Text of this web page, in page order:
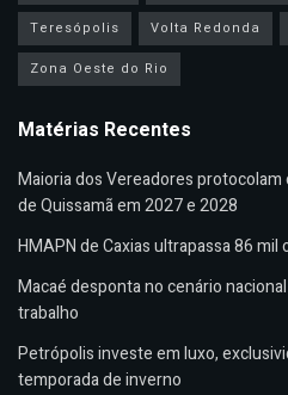
Teresópolis
Volta Redonda
Zona Oeste do Rio
Matérias Recentes
Maioria dos Vereadores protocolam
de Quissamã em 2027 e 2028
HMAPN de Caxias ultrapassa 86
Macaé desponta no cenário
trabalho
Petrópolis investe em luxo,
temporada de inverno